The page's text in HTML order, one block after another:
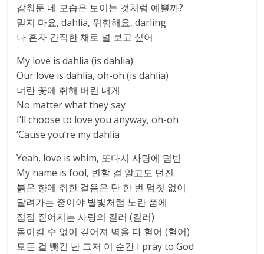
감춰둔 네 모습은 보이는 것처럼 예쁠까?
믿지 마요, dahlia, 위험해요, darling
나 혼자 간직한 채로 널 보고 싶어
My love is dahlia (is dahlia)
Our love is dahlia, oh-oh (is dahlia)
너란 꽃에 취해 버린 내게
No matter what they say
I’ll choose to love you anyway, oh-oh
‘Cause you’re my dahlia
Yeah, love is whim, 또다시 사랑에 덤빈
My name is fool, 변할 걸 알고도 던진
붉은 향에 취한 걸음은 단 한 번 멈칫 없이
달려가는 중이야 별빛처럼 노란 품에
점점 짙어지는 사랑의 컬러 (컬러)
돌이킬 수 없이 깊어져 벽을 다 헐어 (헐어)
모든 걸 뺏긴 난 그저 이 순간 I pray to God